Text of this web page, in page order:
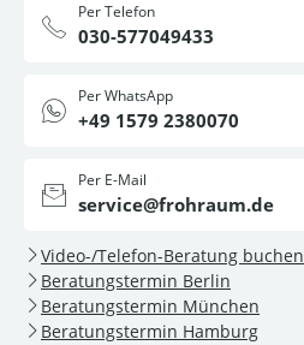
Per Telefon
030-577049433
Per WhatsApp
+49 1579 2380070
Per E-Mail
service@frohraum.de
Video-/Telefon-Beratung buchen
Beratungstermin Berlin
Beratungstermin München
Beratungstermin Hamburg